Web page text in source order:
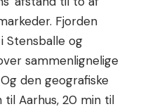
Fjorden
Stensballe og
sammenlignelige
den geografiske
Aarhus, 20 min til